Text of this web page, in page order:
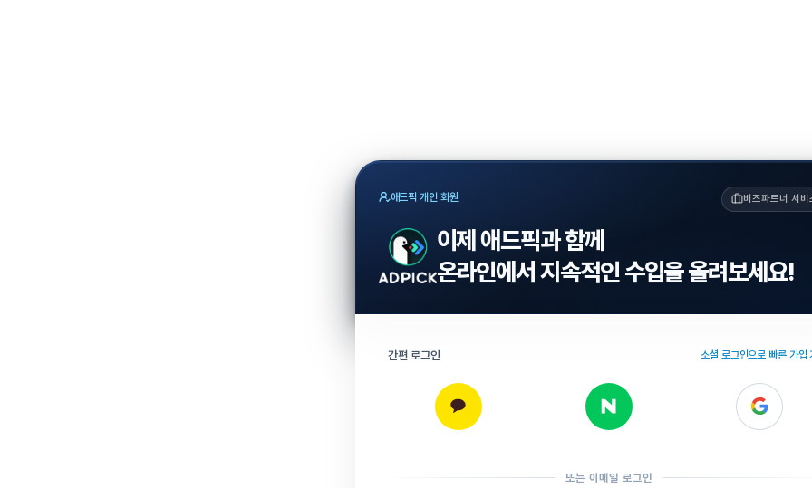
애드픽 개인 회원 비즈파트너 서비
이제 애드픽과 함께
온라인에서 지속적인 수입을 올려보세요!
간편 로그인 소셜 로그인으로 빠른 가입
또는 이메일 로그인